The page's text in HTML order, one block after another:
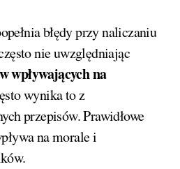
błędy przy naliczaniu
nie uwzględniając
wpływających na
wynika to z
przepisów. Prawidłowe
na morale i